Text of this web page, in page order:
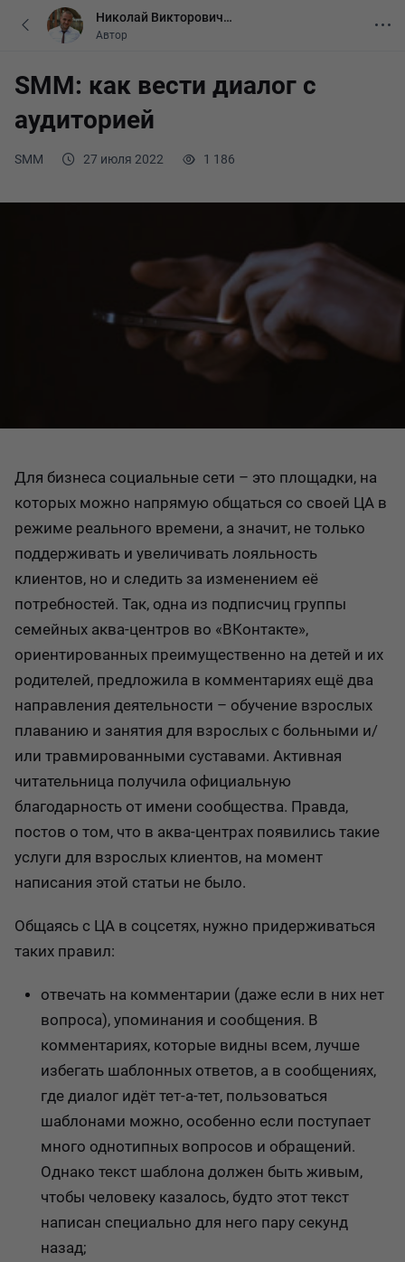
SMM 27 июля 2022 1 186
SMM: как вести диалог с
аудиторией
Для бизнеса социальные сети – это площадки, на
которых можно напрямую общаться со своей ЦА в
режиме реального времени, а значит, не только
поддерживать и увеличивать лояльность
клиентов, но и следить за изменением её
потребностей. Так, одна из подписчиц группы
семейных аква-центров во «ВКонтакте»,
ориентированных преимущественно на детей и их
родителей, предложила в комментариях ещё два
направления деятельности – обучение взрослых
плаванию и занятия для взрослых с больными и/
или травмированными суставами. Активная
читательница получила официальную
благодарность от имени сообщества. Правда,
постов о том, что в аква-центрах появились такие
услуги для взрослых клиентов, на момент
написания этой статьи не было.
Общаясь с ЦА в соцсетях, нужно придерживаться
таких правил:
отвечать на комментарии (даже если в них нет
вопроса), упоминания и сообщения. В
комментариях, которые видны всем, лучше
избегать шаблонных ответов, а в сообщениях,
где диалог идёт тет-а-тет, пользоваться
шаблонами можно, особенно если поступает
много однотипных вопросов и обращений.
Однако текст шаблона должен быть живым,
чтобы человеку казалось, будто этот текст
написан специально для него пару секунд
назад;
Николай Викторович
Липенков
Автор